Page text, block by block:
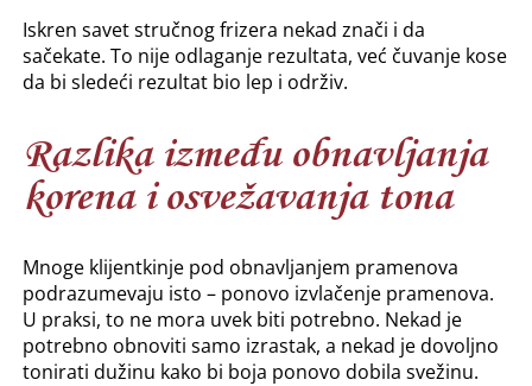
Iskren savet stručnog frizera nekad znači i da
sačekate. To nije odlaganje rezultata, već čuvanje kose
da bi sledeći rezultat bio lep i održiv.
Razlika između obnavljanja
korena i osvežavanja tona
Mnoge klijentkinje pod obnavljanjem pramenova
podrazumevaju isto – ponovo izvlačenje pramenova.
U praksi, to ne mora uvek biti potrebno. Nekad je
potrebno obnoviti samo izrastak, a nekad je dovoljno
tonirati dužinu kako bi boja ponovo dobila svežinu.